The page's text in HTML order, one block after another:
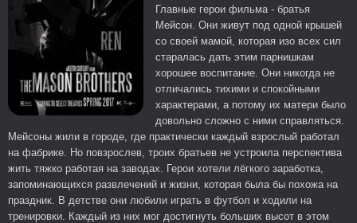
Главные герои фильма - братья
Мейсон. Они живут под одной крышей
со своей мамой, которая изо всех сил
старалась дать этим парнишкам
хорошее воспитание. Они никогда не
отличались тихими и спокойными
характерами, а потому их матери было
довольно сложно с ними справляться.
Мейсоны жили в городе, где практически каждый взрослый работал
на фабрике. Но повзрослев, троих братьев не устроила перспектива
жить тяжко работая на заводах. Герои хотели лёгкого заработка,
запоминающихся развлечений и жизни, которая была бы похожа на
праздник. В детстве они любили играть в футбол и ходили на
тренировки. Каждый из них мог достигнуть больших высот в этом